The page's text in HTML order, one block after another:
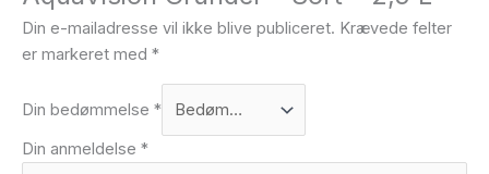
Din e-mailadresse vil ikke blive publiceret. Krævede felter
er markeret med *
Din bedømmelse *
Din anmeldelse *